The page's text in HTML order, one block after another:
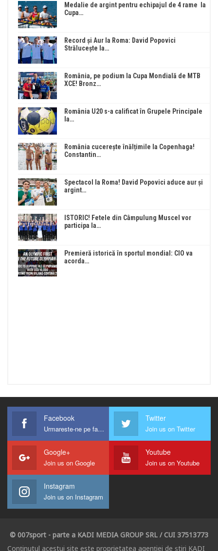
Medalie de argint pentru echipajul de 4 rame la
Cupa…
Record și Aur la Roma: David Popovici
Strălucește la…
România, pe podium la Cupa Mondială de MTB
XCE! Bronz…
România U20 s-a calificat în Grupele Principale
la…
România cucerește înălțimile la Copenhaga!
Constantin…
Spectacol la Roma! David Popovici aduce aur și
argint…
ISTORIC! Fetele din Câmpulung Muscel vor
participa la…
Premieră istorică în sportul mondial: CIO va
acorda…
Facebook
Urmareste-ne pe facebook !
Twitter
Join us on Twitter
Google+
Join us on Google
Youtube
Join us on Youtube
Instagram
Join us on Instagram
© 007sport - parte a KADI MEDIA GROUP SRL / CUI 37513773
Conținutul acestui site este proprietatea agenției de știri KADI